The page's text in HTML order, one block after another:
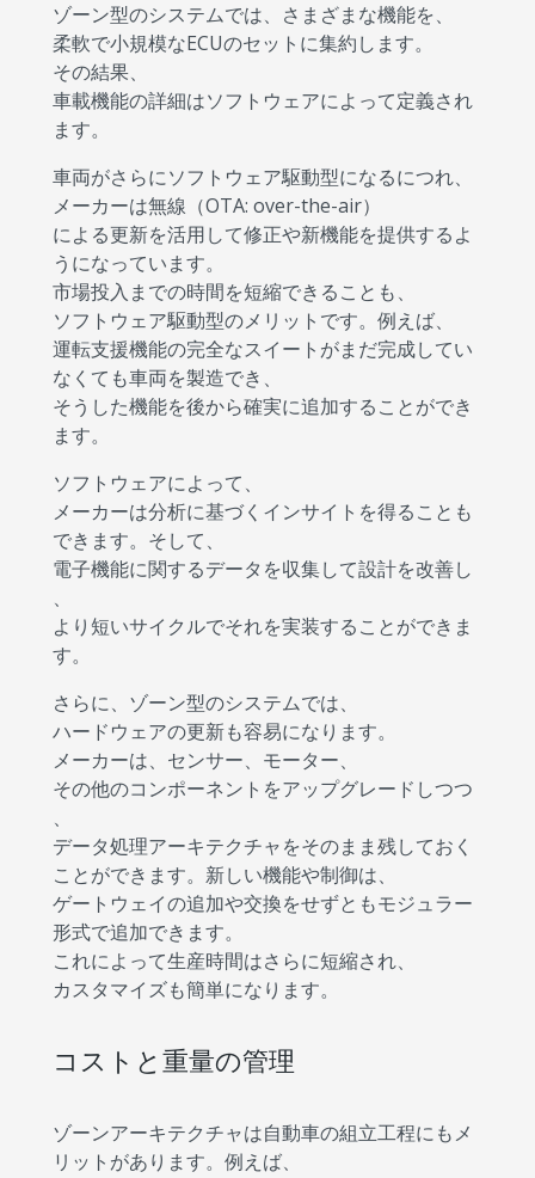
ゾーン型のシステムでは、さまざまな機能を、
柔軟で小規模なECUのセットに集約します。
その結果、
車載機能の詳細はソフトウェアによって定義され
ます。
車両がさらにソフトウェア駆動型になるにつれ、
メーカーは無線（OTA: over-the-air）
による更新を活用して修正や新機能を提供するよ
うになっています。
市場投入までの時間を短縮できることも、
ソフトウェア駆動型のメリットです。例えば、
運転支援機能の完全なスイートがまだ完成してい
なくても車両を製造でき、
そうした機能を後から確実に追加することができ
ます。
ソフトウェアによって、
メーカーは分析に基づくインサイトを得ることも
できます。そして、
電子機能に関するデータを収集して設計を改善し
、
より短いサイクルでそれを実装することができま
す。
さらに、ゾーン型のシステムでは、
ハードウェアの更新も容易になります。
メーカーは、センサー、モーター、
その他のコンポーネントをアップグレードしつつ
、
データ処理アーキテクチャをそのまま残しておく
ことができます。新しい機能や制御は、
ゲートウェイの追加や交換をせずともモジュラー
形式で追加できます。
これによって生産時間はさらに短縮され、
カスタマイズも簡単になります。
コストと重量の管理
ゾーンアーキテクチャは自動車の組立工程にもメ
リットがあります。例えば、